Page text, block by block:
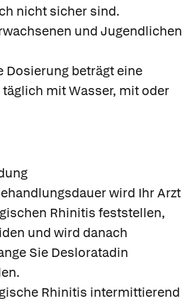
nicht sicher sind.
und Jugendlichen
Dosierung beträgt eine
mit Wasser, mit oder
wird Ihr Arzt
Rhinitis feststellen,
und wird danach
Sie Desloratadin
Rhinitis intermittierend